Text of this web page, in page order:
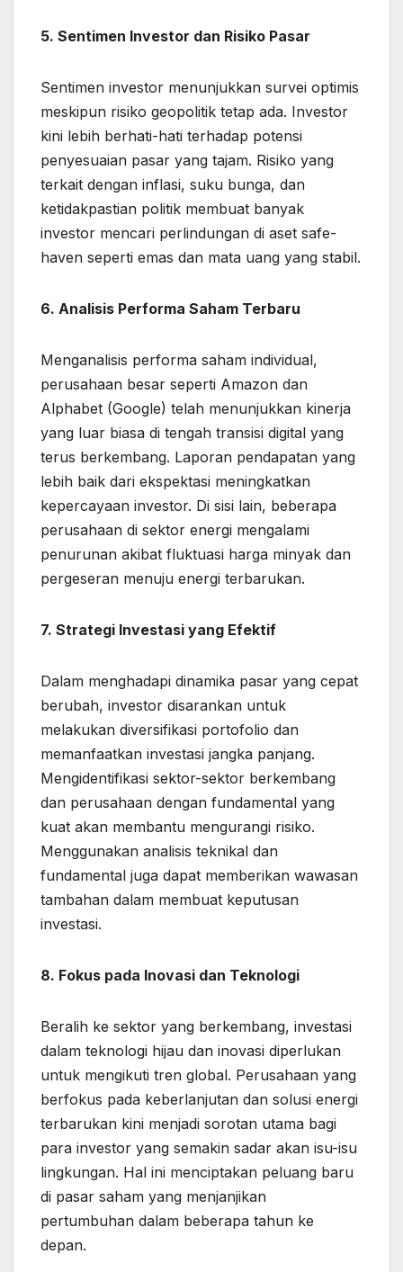
5. Sentimen Investor dan Risiko Pasar
Sentimen investor menunjukkan survei optimis
meskipun risiko geopolitik tetap ada. Investor
kini lebih berhati-hati terhadap potensi
penyesuaian pasar yang tajam. Risiko yang
terkait dengan inflasi, suku bunga, dan
ketidakpastian politik membuat banyak
investor mencari perlindungan di aset safe-
haven seperti emas dan mata uang yang stabil.
6. Analisis Performa Saham Terbaru
Menganalisis performa saham individual,
perusahaan besar seperti Amazon dan
Alphabet (Google) telah menunjukkan kinerja
yang luar biasa di tengah transisi digital yang
terus berkembang. Laporan pendapatan yang
lebih baik dari ekspektasi meningkatkan
kepercayaan investor. Di sisi lain, beberapa
perusahaan di sektor energi mengalami
penurunan akibat fluktuasi harga minyak dan
pergeseran menuju energi terbarukan.
7. Strategi Investasi yang Efektif
Dalam menghadapi dinamika pasar yang cepat
berubah, investor disarankan untuk
melakukan diversifikasi portofolio dan
memanfaatkan investasi jangka panjang.
Mengidentifikasi sektor-sektor berkembang
dan perusahaan dengan fundamental yang
kuat akan membantu mengurangi risiko.
Menggunakan analisis teknikal dan
fundamental juga dapat memberikan wawasan
tambahan dalam membuat keputusan
investasi.
8. Fokus pada Inovasi dan Teknologi
Beralih ke sektor yang berkembang, investasi
dalam teknologi hijau dan inovasi diperlukan
untuk mengikuti tren global. Perusahaan yang
berfokus pada keberlanjutan dan solusi energi
terbarukan kini menjadi sorotan utama bagi
para investor yang semakin sadar akan isu-isu
lingkungan. Hal ini menciptakan peluang baru
di pasar saham yang menjanjikan
pertumbuhan dalam beberapa tahun ke
depan.